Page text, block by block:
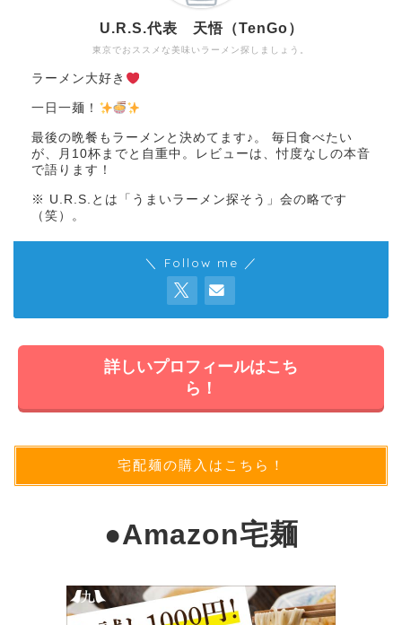
東京でおススメな美味いラーメン探しましょう。
U.R.S.代表 天悟（TenGo）
ラーメン大好き
一日一麺！
最後の晩餐もラーメンと決めてます♪。 毎日食べたい
が、月10杯までと自重中。レビューは、忖度なしの本音
で語ります！
※ U.R.S.とは「うまいラーメン探そう」会の略です
（笑）。
＼ Follow me ／
詳しいプロフィールはこち
ら！
宅配麺の購入はこちら！
●Amazon宅麺